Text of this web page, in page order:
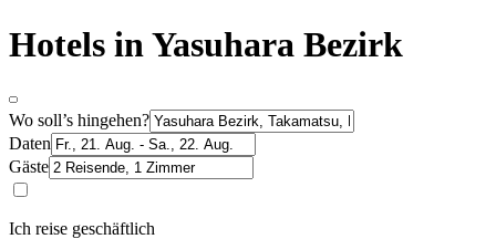
Hotels in Yasuhara Bezirk
Wo soll’s hingehen?
Daten
Gäste
Ich reise geschäftlich